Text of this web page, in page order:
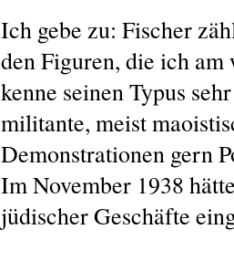
Ich gebe zu: Fischer
den Figuren, die ich am
kenne seinen Typus
militante, meist
Demonstrationen gern
Im November 1938
jüdischer Geschäfte